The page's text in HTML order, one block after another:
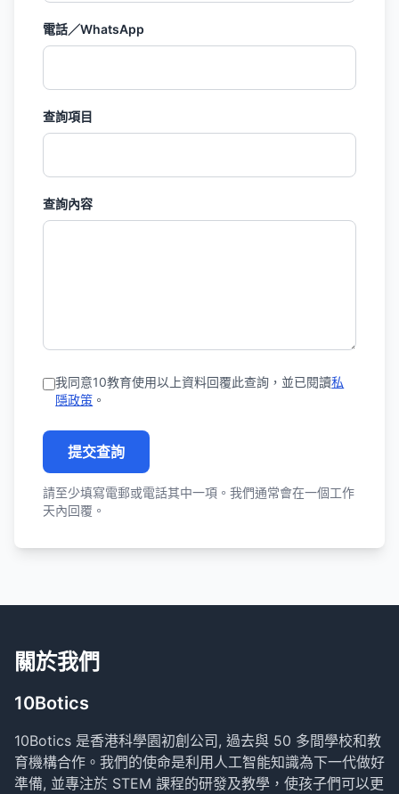
電話／WhatsApp
查詢項目
查詢內容
我同意10教育使用以上資料回覆此查詢，並已閱讀私
隱政策 。
提交查詢
請至少填寫電郵或電話其中一項。我們通常會在一個工作
天內回覆。
關於我們
10Botics
10Botics 是香港科學園初創公司, 過去與 50 多間學校和教
育機構合作。我們的使命是利用人工智能知識為下一代做好
準備, 並專注於 STEM 課程的研發及教學，使孩子們可以更